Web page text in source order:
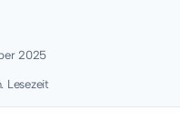
2025
Lesezeit